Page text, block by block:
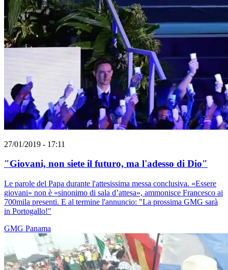
27/01/2019 - 17:11
"Giovani, non siete il futuro, ma l'adesso di Dio"
Le parole del Papa durante l'attesissima messa conclusiva. «Essere
giovani» non è «sinonimo di sala d’attesa», ammonisce Francesco ai
700mila presenti. E al termine l'annuncio: "La prossima GMG sarà
in Portogallo!"
GMG Panama